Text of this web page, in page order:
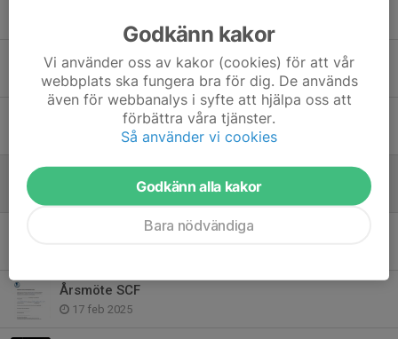
Höstterminens träningsavgift.
15 aug 2025
Ny sidor på hemsidan
15 mar 2025
Årsmöte SCF
17 feb 2025
Godkänn kakor
Vi använder oss av kakor (cookies) för att vår
webbplats ska fungera bra för dig. De används
även för webbanalys i syfte att hjälpa oss att
förbättra våra tjänster.
Så använder vi cookies
Godkänn alla kakor
Bara nödvändiga